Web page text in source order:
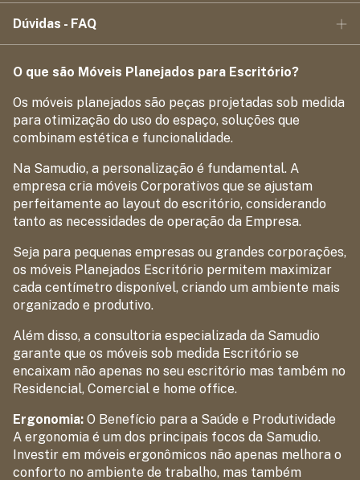
Dúvidas - FAQ
O que são Móveis Planejados para Escritório?
Os móveis planejados são peças projetadas sob medida
para otimização do uso do espaço, soluções que
combinam estética e funcionalidade.
Na Samudio, a personalização é fundamental. A
empresa cria móveis Corporativos que se ajustam
perfeitamente ao layout do escritório, considerando
tanto as necessidades de operação da Empresa.
Seja para pequenas empresas ou grandes corporações,
os móveis Planejados Escritório permitem maximizar
cada centímetro disponível, criando um ambiente mais
organizado e produtivo.
Além disso, a consultoria especializada da Samudio
garante que os móveis sob medida Escritório se
encaixam não apenas no seu escritório mas também no
Residencial, Comercial e home office.
Ergonomia: O Benefício para a Saúde e Produtividade
A ergonomia é um dos principais focos da Samudio.
Investir em móveis ergonômicos não apenas melhora o
conforto no ambiente de trabalho, mas também